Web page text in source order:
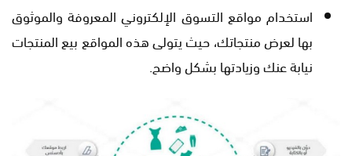
استخدام مواقع التسوق الإلكتروني المعروفة والموثوق
بها لعرض منتجاتك، حيث يتولى هذه المواقع بيع المنتجات
نيابة عنك وزيادتها بشكل واضح.